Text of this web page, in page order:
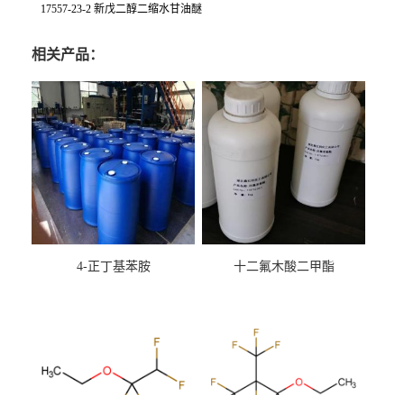
17557-23-2 新戊二醇二缩水甘油醚
相关产品：
4-正丁基苯胺 十二氟木酸二甲酯